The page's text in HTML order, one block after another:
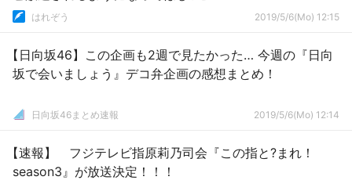
はれぞう 2019/5/6(Mo) 12:15
【日向坂46】この企画も2週で見たかった… 今週の『日向
坂で会いましょう』デコ弁企画の感想まとめ！
日向坂46まとめ速報 2019/5/6(Mo) 12:14
【速報】 フジテレビ指原莉乃司会『この指と?まれ！
season3』が放送決定！！！